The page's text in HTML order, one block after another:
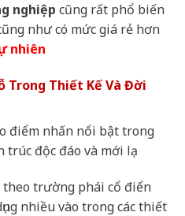
nghiệp cũng rất phổ biến
như có mức giá rẻ hơn
nhiên
Trong Thiết Kế Và Đời
điểm nhấn nổi bật trong
độc đáo và mới lạ
trường phái cổ điển
nhiều vào trong các thiết